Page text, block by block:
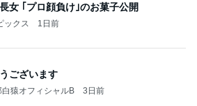
女 ｢プロ顔負け｣のお菓子公開
ックス 1日前
ございます
猿オフィシャルB 3日前